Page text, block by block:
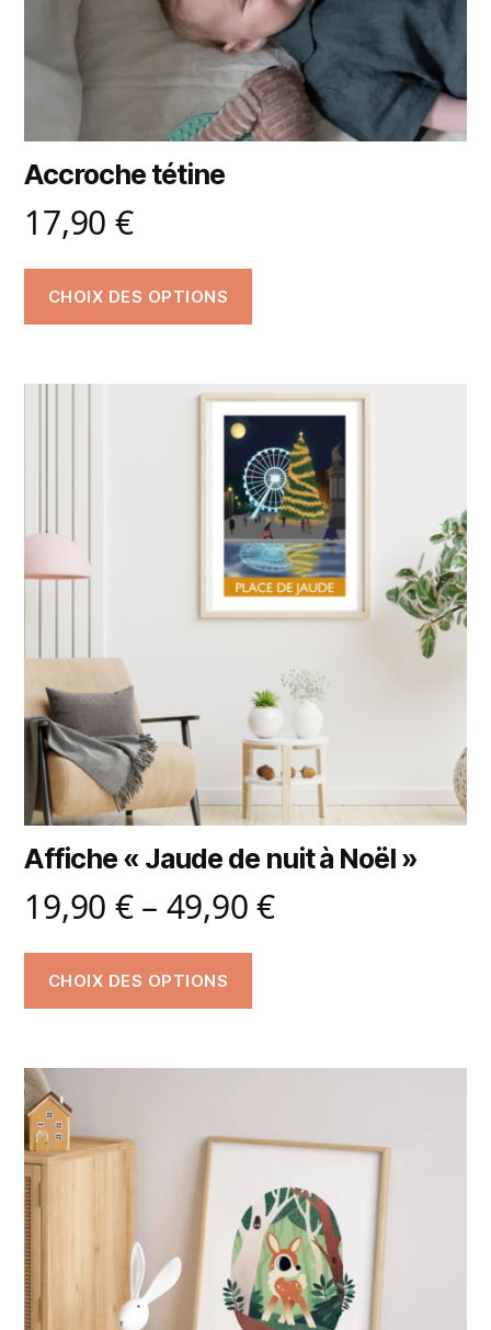
Accroche tétine
17,90 €
CHOIX DES OPTIONS
Affiche « Jaude de nuit à Noël »
19,90 €– 49,90€
CHOIX DES OPTIONS